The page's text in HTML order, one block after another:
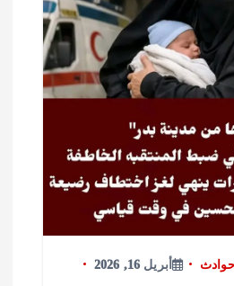
أبريل 16, 2026